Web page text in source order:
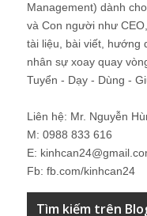
Management) dành
và Con người như
tài liệu, bài viết, hướng
nhân sự xoay quay
Tuyển - Dạy - Dùng -
Liên hệ: Mr. Nguyễn
M: 0988 833 616
E:
Fb: fb.com/kinhcan24
Tìm kiếm trên